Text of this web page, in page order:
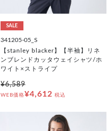
SALE
341205-05_S
【stanley blacker】【半袖】リネ
ンブレンドカッタウェイシャツ/ホ
ワイト×ストライプ
¥6,589
WEB価格¥4,612 税込